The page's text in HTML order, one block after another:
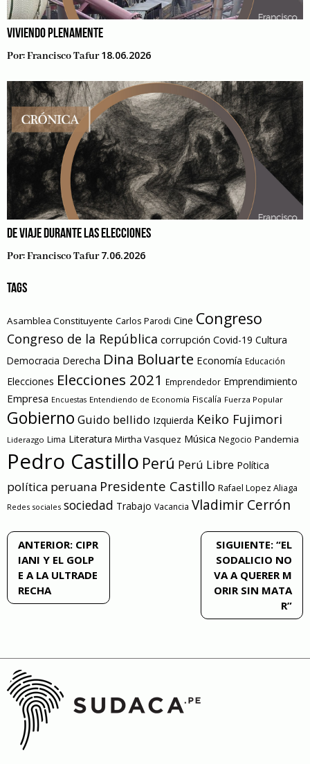
VIVIENDO PLENAMENTE
Por:Francisco Tafur 18.06.2026
DE VIAJE DURANTE LAS ELECCIONES
Por:Francisco Tafur 7.06.2026
TAGS
Asamblea Constituyente Carlos Parodi Cine Congreso
Congreso de la República corrupción Covid-19 Cultura
Democracia Derecha Dina Boluarte Economía Educación
Elecciones Elecciones 2021 Emprendedor Emprendimiento
Empresa Encuestas Entendiendo de Economía Fiscalía Fuerza Popular
Gobierno Guido bellido Izquierda Keiko Fujimori
Liderazgo Lima Literatura Mirtha Vasquez Música Negocio Pandemia
Pedro Castillo Perú Perú Libre Política
política peruana Presidente Castillo Rafael Lopez Aliaga
Redes sociales sociedad Trabajo Vacancia Vladimir Cerrón
Navegación
de
entradas
ANTERIOR: CIPR
IANI Y EL GOLP
E A LA ULTRADE
RECHA
SIGUIENTE: “EL
SODALICIO NO
VA A QUERER M
ORIR SIN MATA
R”